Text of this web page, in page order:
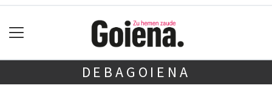
DEBAGOIENA